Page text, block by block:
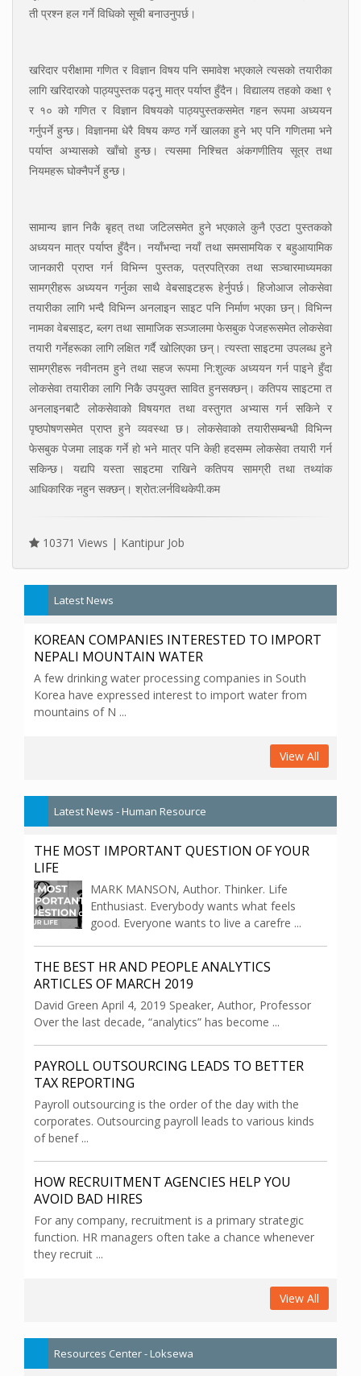
ती प्रश्न हल गर्ने विधिको सूची बनाउनुपर्छ।
खरिदार परीक्षामा गणित र विज्ञान विषय पनि समावेश भएकाले त्यसको तयारीका
लागि खरिदारको पाठ्यपुस्तक पढ्नु मात्र पर्याप्त हुँदैन। विद्यालय तहको कक्षा ९
र १० को गणित र विज्ञान विषयको पाठ्यपुस्तकसमेत गहन रूपमा अध्ययन
गर्नुपर्ने हुन्छ। विज्ञानमा धेरै विषय कण्ठ गर्ने खालका हुने भए पनि गणितमा भने
पर्याप्त अभ्यासको खाँचो हुन्छ। त्यसमा निश्चित अंकगणीतिय सूत्र तथा
नियमहरू घोक्नैपर्ने हुन्छ।
सामान्य ज्ञान निकै बृहत् तथा जटिलसमेत हुने भएकाले कुनै एउटा पुस्तकको
अध्ययन मात्र पर्याप्त हुँदैन। नयाँभन्दा नयाँ तथा समसामयिक र बहुआयामिक
जानकारी प्राप्त गर्न विभिन्न पुस्तक, पत्रपत्रिका तथा सञ्चारमाध्यमका
सामग्रीहरू अध्ययन गर्नुका साथै वेबसाइटहरू हेर्नुपर्छ। हिजोआज लोकसेवा
तयारीका लागि भन्दै विभिन्न अनलाइन साइट पनि निर्माण भएका छन्। विभिन्न
नामका वेबसाइट, ब्लग तथा सामाजिक सञ्जालमा फेसबुक पेजहरूसमेत लोकसेवा
तयारी गर्नेहरूका लागि लक्षित गर्दै खोलिएका छन्। त्यस्ता साइटमा उपलब्ध हुने
सामग्रीहरू नवीनतम हुने तथा सहज रूपमा नि:शुल्क अध्ययन गर्न पाइने हुँदा
लोकसेवा तयारीका लागि निकै उपयुक्त सावित हुनसक्छन्। कतिपय साइटमा त
अनलाइनबाटै लोकसेवाको विषयगत तथा वस्तुगत अभ्यास गर्न सकिने र
पृष्ठपोषणसमेत प्राप्त हुने व्यवस्था छ। लोकसेवाको तयारीसम्बन्धी विभिन्न
फेसबुक पेजमा लाइक गर्ने हो भने मात्र पनि केही हदसम्म लोकसेवा तयारी गर्न
सकिन्छ। यद्यपि यस्ता साइटमा राखिने कतिपय सामग्री तथा तथ्यांक
आधिकारिक नहुन सक्छन्। श्रोत:लर्नविथकेपी.कम
10371 Views | Kantipur Job
Latest News
KOREAN COMPANIES INTERESTED TO IMPORT
NEPALI MOUNTAIN WATER
A few drinking water processing companies in South
Korea have expressed interest to import water from
mountains of N ...
View All
Latest News - Human Resource
THE MOST IMPORTANT QUESTION OF YOUR
LIFE
MARK MANSON, Author. Thinker. Life
Enthusiast. Everybody wants what feels
good. Everyone wants to live a carefre ...
THE BEST HR AND PEOPLE ANALYTICS
ARTICLES OF MARCH 2019
David Green April 4, 2019 Speaker, Author, Professor
Over the last decade, “analytics” has become ...
PAYROLL OUTSOURCING LEADS TO BETTER
TAX REPORTING
Payroll outsourcing is the order of the day with the
corporates. Outsourcing payroll leads to various kinds
of benef ...
HOW RECRUITMENT AGENCIES HELP YOU
AVOID BAD HIRES
For any company, recruitment is a primary strategic
function. HR managers often take a chance whenever
they recruit ...
View All
Resources Center - Loksewa